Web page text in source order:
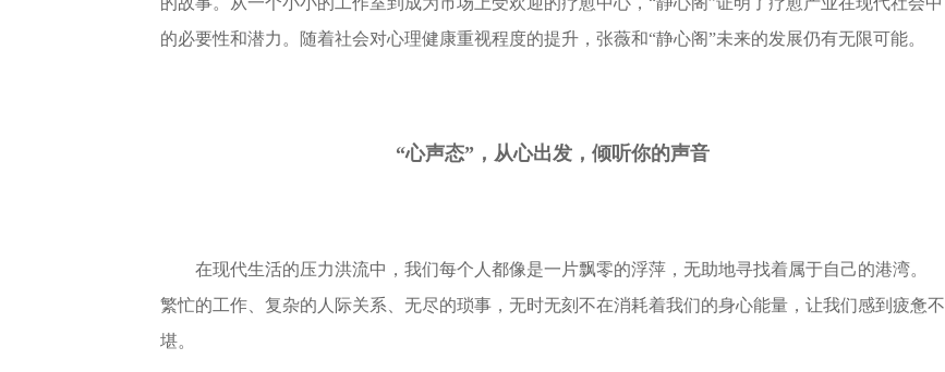
的必要性和潜力。随着社会对心理健康重视程度的提升，张薇和“静心阁”未来的发展仍有无限可能。
“心声态”，从心出发，倾听你的声音
在现代生活的压力洪流中，我们每个人都像是一片飘零的浮萍，无助地寻找着属于自己的港湾。
繁忙的工作、复杂的人际关系、无尽的琐事，无时无刻不在消耗着我们的身心能量，让我们感到疲惫不
堪。